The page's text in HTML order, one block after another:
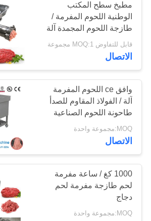
كتر اللحم
27
آلة مفرمة اللحم
32
مطبخ سطح المكتب
الوطنية اللحوم المفرمة /
طازجة اللحوم المجمدة آلة
مطحنة
قابل للتفاوض MOQ:1 مجموعة
الاتصال
وافق ce اللحوم المفرمة
آلة / الفولاذ المقاوم للصدأ
طاحونة اللحوم الصناعية
MOQ:مجموعة واحدة
الاتصال
1000 كغ / ساعة مفرمة
لحم طازجة مفرمة لحم
دجاج
MOQ:مجموعة واحدة